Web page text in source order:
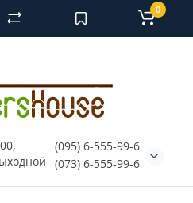
(095) 6-555-99-6
(073) 6-555-99-6
0